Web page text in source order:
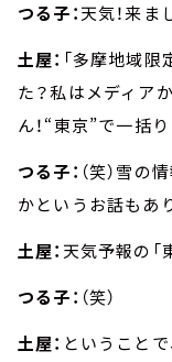
つる子：天気！来ま
土屋： 「多摩地域限
た？私はメディア
ん！“東京”で一括り
つる子： （笑）雪
かというお話もあ
土屋： 天気予報の「
つる子： （笑）
土屋： ということ